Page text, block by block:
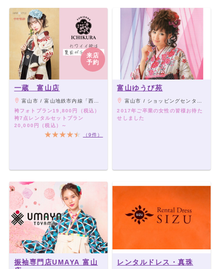
来店
予約
一蔵 富山店
富山市 / 富山地鉄市内線「西町駅」徒歩2分
袴フォトプラン19,800円（税込）
袴7点レンタルセットプラン
20,000円（税込）～
（9件）
富山ゆうび苑
富山市 / ショッピングセンターアピアさんから車で2分 片口眼科さん隣
2017年ご卒業の女性の皆様お待た
せしました
振袖専門店UMAYA 富山
レンタルドレス・真珠